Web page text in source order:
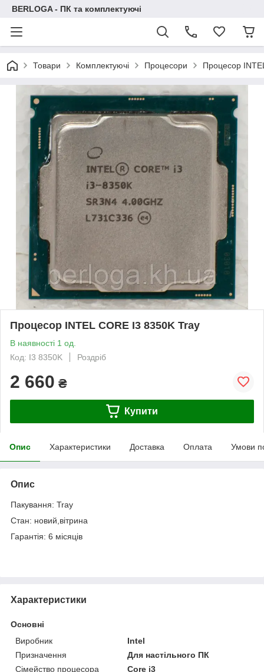
BERLOGA - ПК та комплектуючі
Товари Комплектуючі Процесори Процесор
Процесор INTEL CORE I3 8350K Tray
В наявності 1 од.
Код: I3 8350K
Роздріб
2 660 ₴
Купити
Опис Характеристики Доставка Оплата Умови
Опис
Пакування: Tray
Стан: новий,вітрина
Гарантія: 6 місяців
Характеристики
Основні
Виробник
Intel
Призначення
Для настільного ПК
Сімейство процесора
Core i3